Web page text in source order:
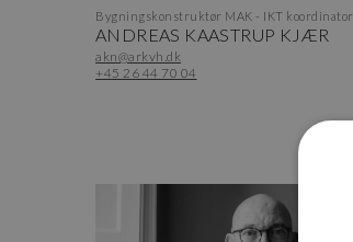
Bygningskonstruktør MAK - IKT koordinator
ANDREAS KAASTRUP KJÆR
akn@arkvh.dk
+45 26 44 70 04